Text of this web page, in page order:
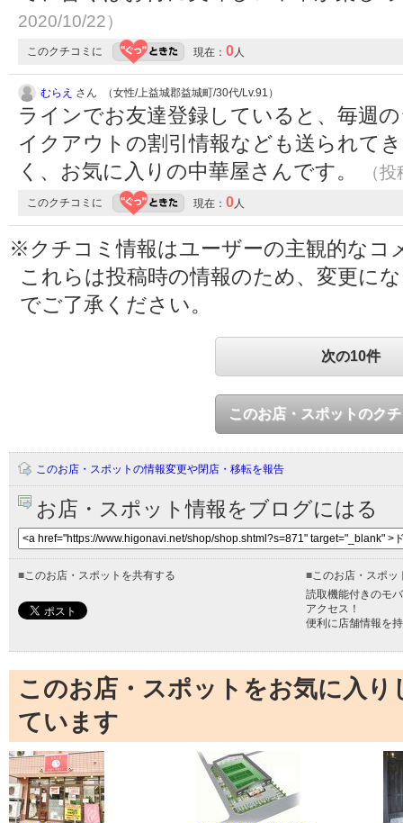
2020/10/22）
このクチコミに 現在： 0人
むらえ さん （女性/上益城郡益城町/30代/Lv.91）
ラインでお友達登録していると、毎週
イクアウトの割引情報なども送られて
く、お気に入りの中華屋さんです。
（
このクチコミに 現在： 0人
※クチコミ情報はユーザーの主観的なコ
これらは投稿時の情報のため、変更に
でご了承ください。
次の10件
このお店・スポットのク
このお店・スポットの情報変更や閉店・移転を報告
お店・スポット情報をブログにはる
■このお店・スポットを共有する ■このお店・スポッ
読取機能付きのモ
アクセス！
便利に店舗情報を
このお店・スポットをお気に入
ています